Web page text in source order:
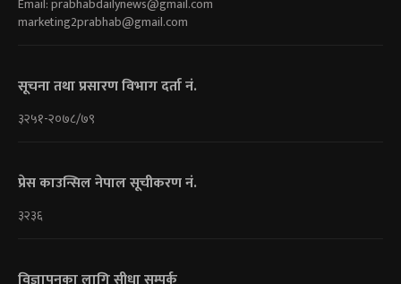
marketing2prabhab@gmail.com
सूचना तथा प्रसारण विभाग दर्ता नं.
३२५१-२०७८/७९
प्रेस काउन्सिल नेपाल सूचीकरण नं.
३२३६